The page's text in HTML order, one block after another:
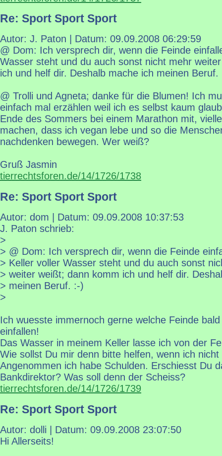
Re: Sport Sport Sport
Autor: J. Paton | Datum: 09.09.2008 06:29:59
@ Dom: Ich versprech dir, wenn die Feinde
Wasser steht und du auch sonst nicht mehr
ich und helf dir. Deshalb mache ich meinen Beruf.
@ Trolli und Agneta; danke für die Blumen! Ich
einfach mal erzählen weil ich es selbst kaum
Ende des Sommers bei einem Marathon mit,
machen, dass ich vegan lebe und so die
nachdenken bewegen. Wer weiß?
Gruß Jasmin
tierrechtsforen.de/14/1726/1738
Re: Sport Sport Sport
Autor: dom | Datum: 09.09.2008 10:37:53
J. Paton schrieb:
>
> @ Dom: Ich versprech dir, wenn die Feinde
> Keller voller Wasser steht und du auch sonst
> weiter weißt; dann komm ich und helf dir.
> meinen Beruf. :-)
>
Ich wuesste immernoch gerne welche Feinde
einfallen!
Das Wasser in meinem Keller lasse ich von der
Wie sollst Du mir denn bitte helfen, wenn ich
Angenommen ich habe Schulden. Erschiesst Du
Bankdirektor? Was soll denn der Scheiss?
tierrechtsforen.de/14/1726/1739
Re: Sport Sport Sport
Autor: dolli | Datum: 09.09.2008 23:07:50
Hi Allerseits!